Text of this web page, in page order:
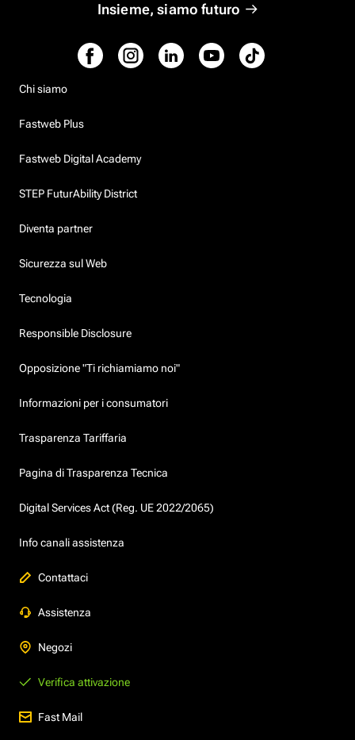
Insieme, siamo futuro
Chi siamo
Fastweb Plus
Fastweb Digital Academy
STEP FuturAbility District
Diventa partner
Sicurezza sul Web
Tecnologia
Responsible Disclosure
Opposizione "Ti richiamiamo noi"
Informazioni per i consumatori
Trasparenza Tariffaria
Pagina di Trasparenza Tecnica
Digital Services Act (Reg. UE 2022/2065)
Info canali assistenza
Contattaci
Assistenza
Negozi
Verifica attivazione
Fast Mail